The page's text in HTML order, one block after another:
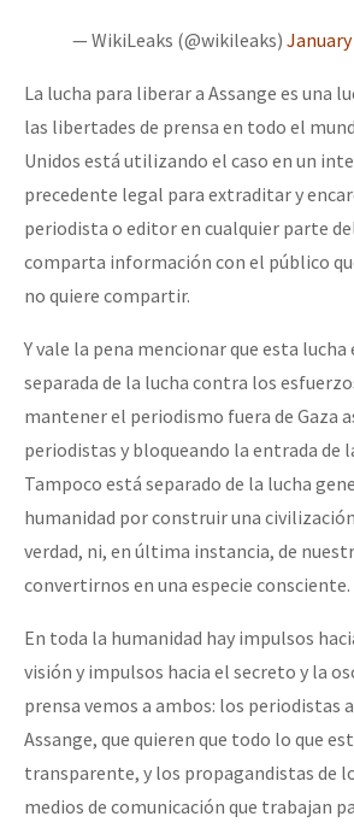
— WikiLeaks (@wikileaks) January
La lucha para liberar a Assange es una
las libertades de prensa en todo el
Unidos está utilizando el caso en un
precedente legal para extraditar y
periodista o editor en cualquier parte
comparta información con el público
no quiere compartir.
Y vale la pena mencionar que esta
separada de la lucha contra los
mantener el periodismo fuera de Gaza
periodistas y bloqueando la entrada de
Tampoco está separado de la lucha
humanidad por construir una
verdad, ni, en última instancia, de
convertirnos en una especie consciente.
En toda la humanidad hay impulsos
visión y impulsos hacia el secreto y la
prensa vemos a ambos: los periodistas
Assange, que quieren que todo lo que
transparente, y los propagandistas de
medios de comunicación que trabajan